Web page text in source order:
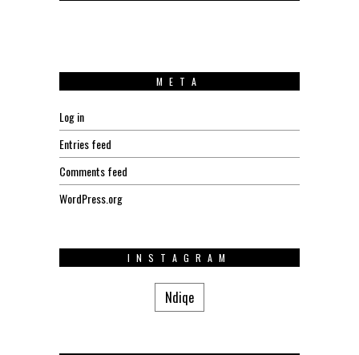
META
Log in
Entries feed
Comments feed
WordPress.org
INSTAGRAM
Ndiqe